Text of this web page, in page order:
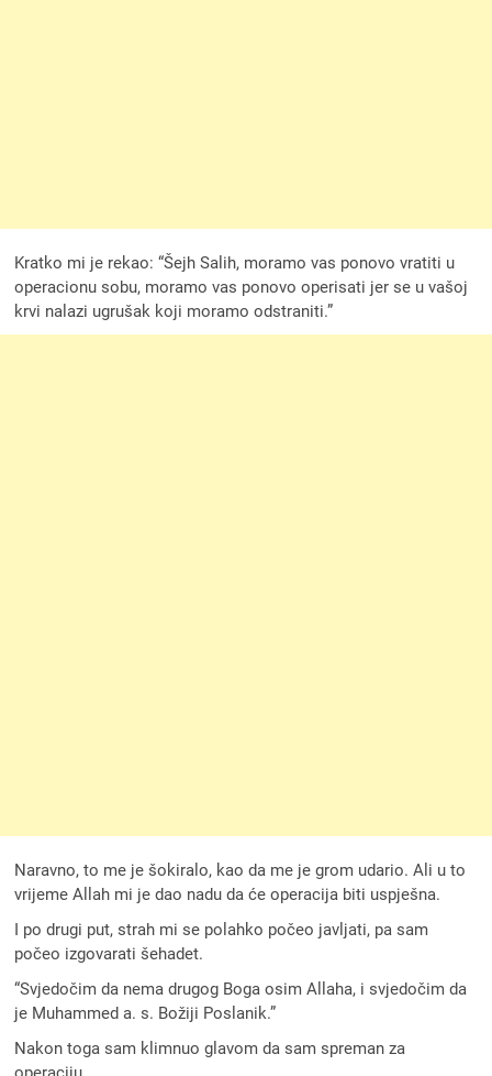
Kratko mi je rekao: “Šejh Salih, moramo vas ponovo vratiti u
operacionu sobu, moramo vas ponovo operisati jer se u vašoj
krvi nalazi ugrušak koji moramo odstraniti.”
Naravno, to me je šokiralo, kao da me je grom udario. Ali u to
vrijeme Allah mi je dao nadu da će operacija biti uspješna.
I po drugi put, strah mi se polahko počeo javljati, pa sam
počeo izgovarati šehadet.
“Svjedočim da nema drugog Boga osim Allaha, i svjedočim da
je Muhammed a. s. Božiji Poslanik.”
Nakon toga sam klimnuo glavom da sam spreman za